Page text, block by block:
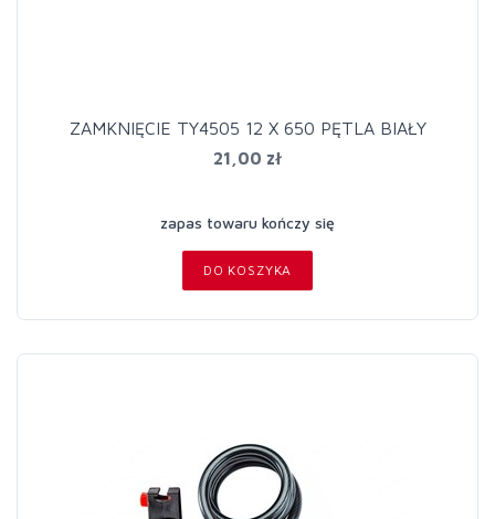
ZAMKNIĘCIE TY4505 12 X 650 PĘTLA BIAŁY
21,00 zł
zapas towaru kończy się
DO KOSZYKA